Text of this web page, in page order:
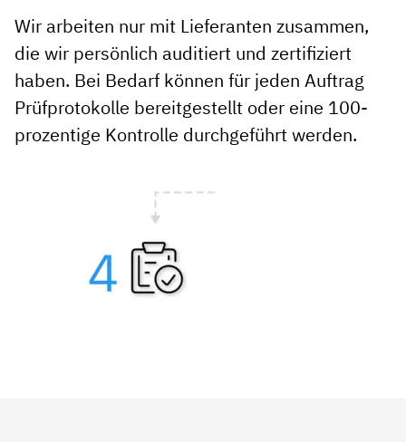
Wir arbeiten nur mit Lieferanten zusammen,
die wir persönlich auditiert und zertifiziert
haben. Bei Bedarf können für jeden Auftrag
Prüfprotokolle bereitgestellt oder eine 100-
prozentige Kontrolle durchgeführt werden.